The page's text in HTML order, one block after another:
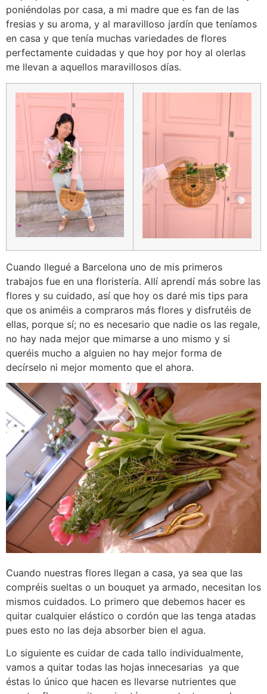
poniéndolas por casa, a mi madre que es fan de las
fresias y su aroma, y al maravilloso jardín que teníamos
en casa y que tenía muchas variedades de flores
perfectamente cuidadas y que hoy por hoy al olerlas
me llevan a aquellos maravillosos días.
Cuando llegué a Barcelona uno de mis primeros
trabajos fue en una floristería. Allí aprendí más sobre las
flores y su cuidado, así que hoy os daré mis tips para
que os animéis a compraros más flores y disfrutéis de
ellas, porque sí; no es necesario que nadie os las regale,
no hay nada mejor que mimarse a uno mismo y si
queréis mucho a alguien no hay mejor forma de
decírselo ni mejor momento que el ahora.
Cuando nuestras flores llegan a casa, ya sea que las
compréis sueltas o un bouquet ya armado, necesitan los
mismos cuidados. Lo primero que debemos hacer es
quitar cualquier elástico o cordón que las tenga atadas
pues esto no las deja absorber bien el agua.
Lo siguiente es cuidar de cada tallo individualmente,
vamos a quitar todas las hojas innecesarias ya que
éstas lo único que hacen es llevarse nutrientes que